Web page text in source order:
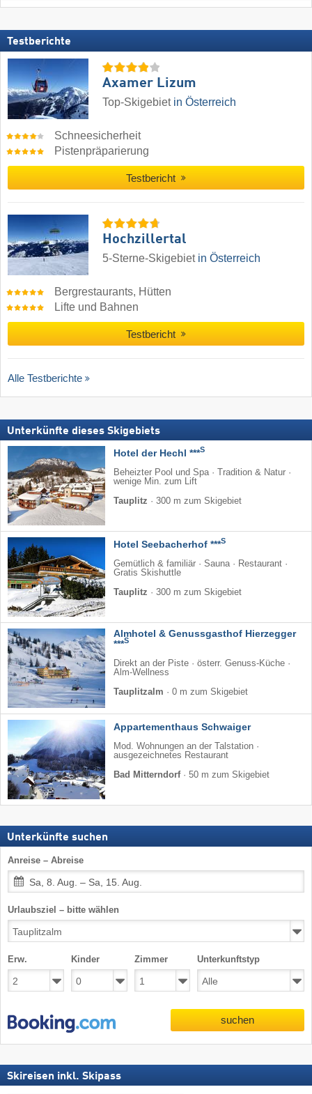
Testberichte
Axamer Lizum
Top-Skigebiet in Österreich
Schneesicherheit
Pistenpräparierung
Testbericht
Hochzillertal
5-Sterne-Skigebiet in Österreich
Bergrestaurants, Hütten
Lifte und Bahnen
Testbericht
Alle Testberichte
Unterkünfte dieses Skigebiets
Hotel der Hechl ***S
Beheizter Pool und Spa · Tradition & Natur ·
wenige Min. zum Lift
Tauplitz · 300 m zum Skigebiet
Hotel Seebacherhof ***S
Gemütlich & familiär · Sauna · Restaurant ·
Gratis Skishuttle
Tauplitz · 300 m zum Skigebiet
Almhotel & Genussgasthof Hierzegger
***S
Direkt an der Piste · österr. Genuss-Küche ·
Alm-Wellness
Tauplitzalm · 0 m zum Skigebiet
Appartementhaus Schwaiger
Mod. Wohnungen an der Talstation ·
ausgezeichnetes Restaurant
Bad Mitterndorf· 50 m zum Skigebiet
Unterkünfte suchen
Anreise – Abreise
Sa, 8. Aug. – Sa, 15. Aug.
Urlaubsziel – bitte wählen
Erw. Kinder Zimmer Unterkunftstyp
suchen
Skireisen inkl. Skipass